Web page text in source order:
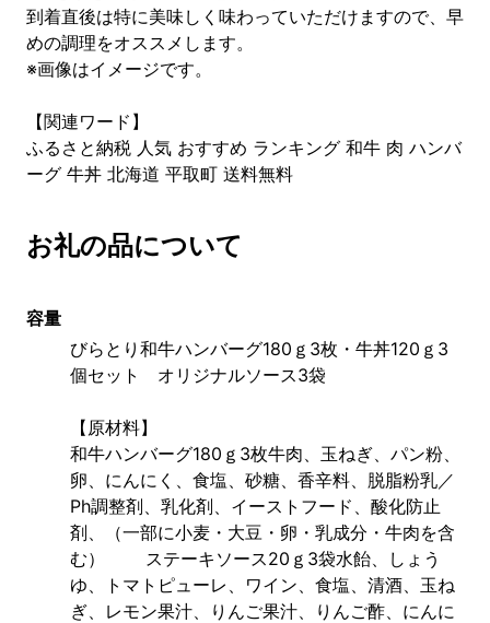
到着直後は特に美味しく味わっていただけますので、早
めの調理をオススメします。
※画像はイメージです。
【関連ワード】
ふるさと納税 人気 おすすめ ランキング 和牛 肉 ハンバ
ーグ 牛丼 北海道 平取町 送料無料
お礼の品について
容量
びらとり和牛ハンバーグ180ｇ3枚・牛丼120ｇ3
個セット　オリジナルソース3袋
【原材料】
和牛ハンバーグ180ｇ3枚牛肉、玉ねぎ、パン粉、
卵、にんにく、食塩、砂糖、香辛料、脱脂粉乳／
Ph調整剤、乳化剤、イーストフード、酸化防止
剤、（一部に小麦・大豆・卵・乳成分・牛肉を含
む） 　　ステーキソース20ｇ3袋水飴、しょう
ゆ、トマトピューレ、ワイン、食塩、清酒、玉ね
ぎ、レモン果汁、りんご果汁、りんご酢、にんに